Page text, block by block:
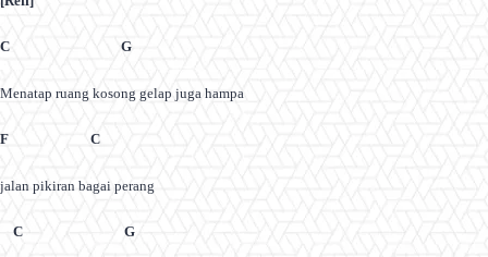
C G
Menatap ruang kosong gelap juga hampa
F C
jalan pikiran bagai perang
C G